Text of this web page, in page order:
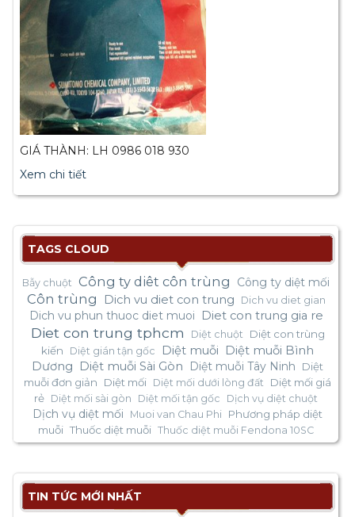
GIÁ THÀNH: LH 0986 018 930
Xem chi tiết
TAGS CLOUD
Bẫy chuột Công ty diêt côn trùng Công ty diệt mối
Côn trùng Dich vu diet con trung Dich vu diet gian
Dich vu phun thuoc diet muoi Diet con trung gia re
Diet con trung tphcm Diệt chuột
Diệt con trùng
kiến
Diệt gián tận gốc Diệt muỗi
Diệt muỗi Bình
Dương
Diệt muỗi Sài Gòn Diệt muỗi Tây Ninh
Diệt
muỗi đơn giản
Diệt mối Diệt mối dưới lòng đất
Diệt mối giá
rẻ Diệt mối sài gòn Diệt mối tận gốc Dịch vụ diệt chuột
Dịch vụ diệt mối Muoi van Chau Phi
Phương pháp diệt
muỗi Thuốc diệt muỗi Thuốc diệt muỗi Fendona 10SC
TIN TỨC MỚI NHẤT